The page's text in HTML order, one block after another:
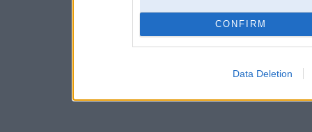
CONFIRM
Data Deletion